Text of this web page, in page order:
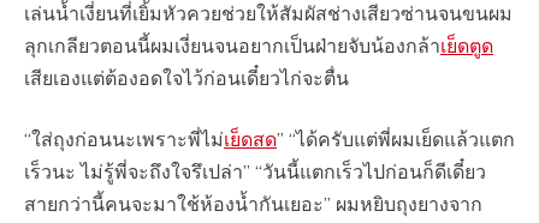
เล่นน้ำเงี่ยนที่เยิ้มหัวควยช่วยให้สัมผัสช่างเสียวซ่านจนขนผม
ลุกเกลียวตอนนี้ผมเงี่ยนจนอยากเป็นฝ่ายจับน้องกล้าเย็ดตูด
เสียเองแต่ต้องอดใจไว้ก่อนเดี๋ยวไก่จะตื่น
“ใส่ถุงก่อนนะเพราะพี่ไม่เย็ดสด” “ได้ครับแต่พี่ผมเย็ดแล้วแตก
เร็วนะ ไม่รู้พี่จะถึงใจรึเปล่า” “วันนี้แตกเร็วไปก่อนก็ดีเดี๋ยว
สายกว่านี้คนจะมาใช้ห้องน้ำกันเยอะ” ผมหยิบถุงยางจาก